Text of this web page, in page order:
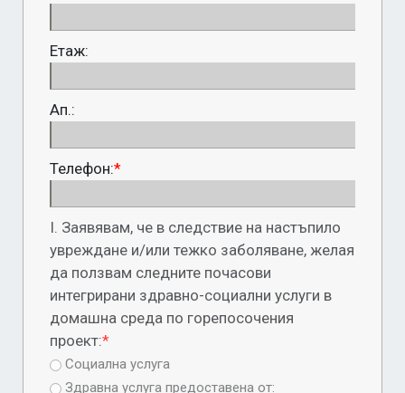
Етаж:
Ап.:
Телефон:*
І. Заявявам, че в следствие на настъпило
увреждане и/или тежко заболяване, желая
да ползвам следните почасови
интегрирани здравно-социални услуги в
домашна среда по горепосочения
проект:*
Социална услуга
Здравна услуга предоставена от: